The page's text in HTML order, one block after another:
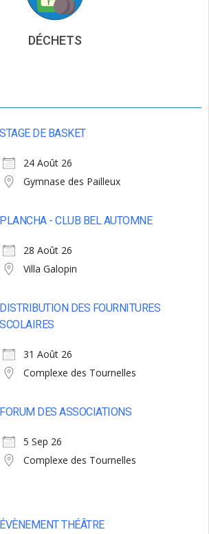
DÉCHETS
STAGE DE BASKET
24 Août 26
Gymnase des Pailleux
PLANCHA - CLUB BEL AUTOMNE
28 Août 26
Villa Galopin
DISTRIBUTION DES FOURNITURES
SCOLAIRES
31 Août 26
Complexe des Tournelles
FORUM DES ASSOCIATIONS
5 Sep 26
Complexe des Tournelles
ÉVÈNEMENT THÉÂTRE